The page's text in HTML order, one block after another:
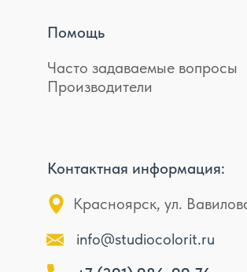
Помощь
Часто задаваемые вопросы
Производители
Контактная информация:
Красноярск, ул.
info@studiocolorit.ru